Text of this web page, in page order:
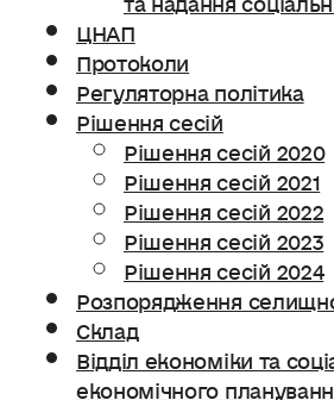
ЦНАП
Протоколи
Регуляторна політика
Рішення сесій
Рішення сесій 2020
Рішення сесій 2021
Рішення сесій 2022
Рішення сесій 2023
Рішення сесій 2024
Розпорядження
Склад
Відділ економіки та
економічного